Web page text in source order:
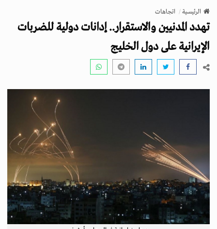
v
g
a
t
n
الرئيسية اتجاهات
تهدد المدنيين والاستقرار.. إدانات دولية للضربات
الإيرانية على دول الخليج